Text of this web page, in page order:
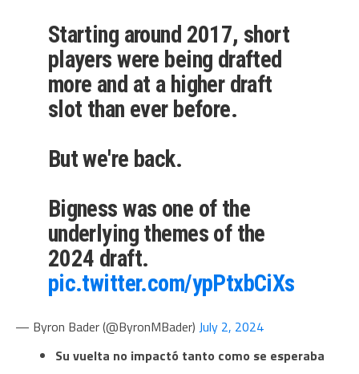
Starting around 2017, short
players were being drafted
more and at a higher draft
slot than ever before.
But we're back.
Bigness was one of the
underlying themes of the
2024 draft.
pic.twitter.com/ypPtxbCiXs
— Byron Bader (@ByronMBader) July 2, 2024
Su vuelta no impactó tanto como se esperaba